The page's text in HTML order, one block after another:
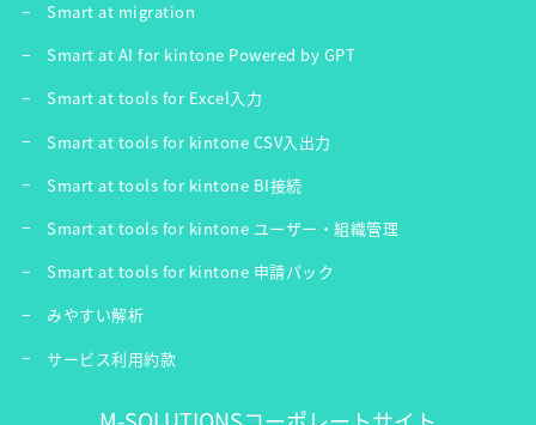
Smart at migration
Smart at AI for kintone Powered by GPT
Smart at tools for Excel入力
Smart at tools for kintone CSV入出力
Smart at tools for kintone BI接続
Smart at tools for kintone ユーザー・組織管理
Smart at tools for kintone 申請パック
みやすい解析
サービス利用約款